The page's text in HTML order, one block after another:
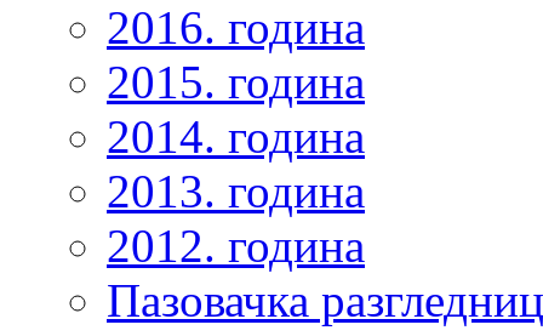
2016. година
2015. година
2014. година
2013. година
2012. година
Пазовачка